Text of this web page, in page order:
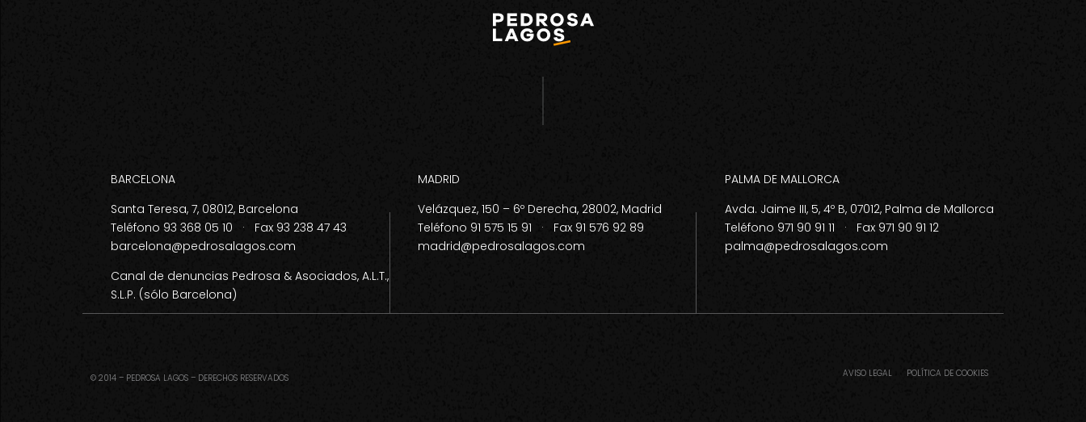
BARCELONA
Santa Teresa, 7, 08012, Barcelona
Teléfono 93 368 05 10 · Fax 93 238 47 43
barcelona@pedrosalagos.com
Canal de denuncias Pedrosa & Asociados, A.L.T.,
S.L.P. (sólo Barcelona)
MADRID
Velázquez, 150 – 6º Derecha, 28002, Madrid
Teléfono 91 575 15 91 · Fax 91 576 92 89
madrid@pedrosalagos.com
PALMA DE MALLORCA
Avda. Jaime III, 5, 4º B, 07012, Palma de Mallorca
Teléfono 971 90 91 11 · Fax 971 90 91 12
palma@pedrosalagos.com
© 2014 – PEDROSA LAGOS – DERECHOS RESERVADOS AVISO LEGAL POLÍTICA DE COOKIES